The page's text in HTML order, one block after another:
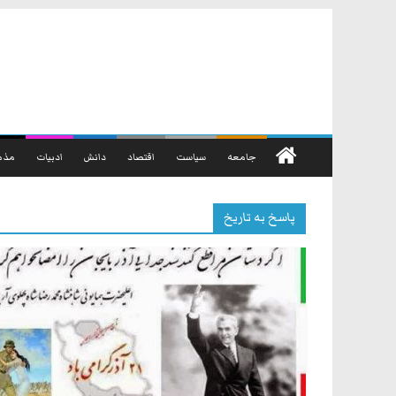
جامعه سیاست اقتصاد دانش ادبیات
پاسخ به تاریخ